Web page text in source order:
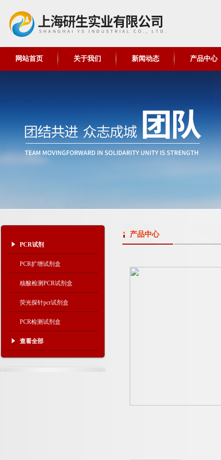
网站首页 关于我们 新闻动态 产品中心
PCR试剂
PCR扩增试剂盒
核酸检测PCR试剂盒
荧光探针pcr试剂盒
PCR检测试剂盒
查看全部
产品中心